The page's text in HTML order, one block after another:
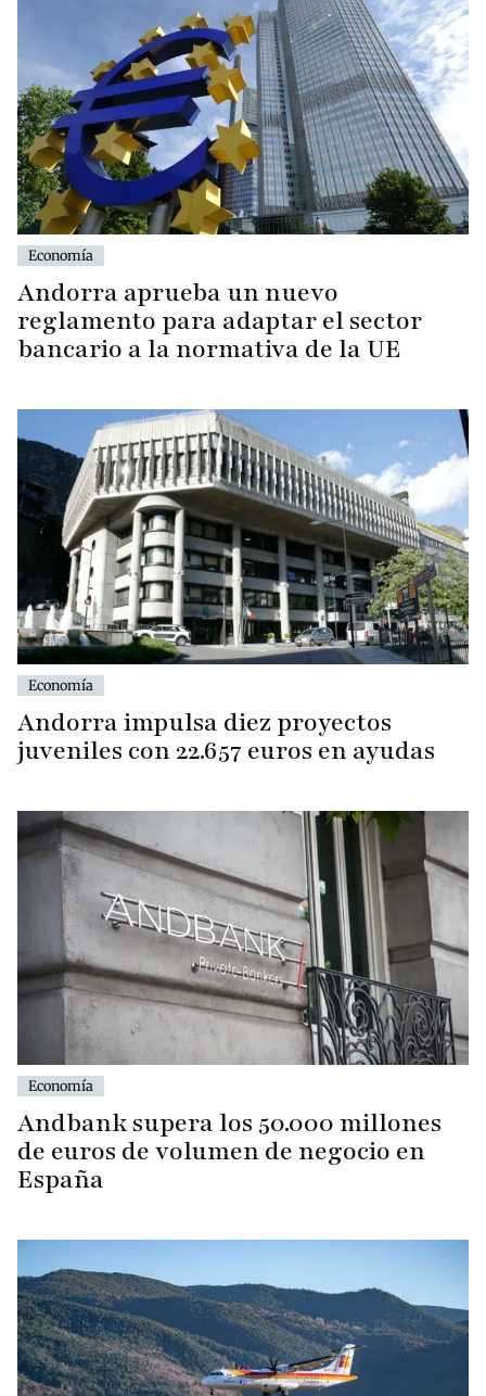
Economía
Andorra aprueba un nuevo
reglamento para adaptar el sector
bancario a la normativa de la UE
Economía
Andorra impulsa diez proyectos
juveniles con 22.657 euros en ayudas
Economía
Andbank supera los 50.000 millones
de euros de volumen de negocio en
España